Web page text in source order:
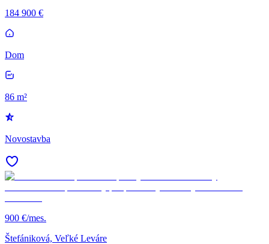
184 900 €
Dom
86 m²
Novostavba
900 €/mes.
Štefániková, Veľké Leváre